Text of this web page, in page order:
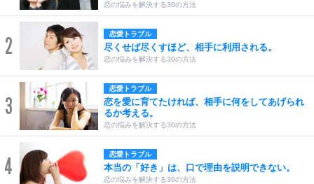
恋の悩みを解決する30の方法
2 恋愛トラブル
尽くせば尽くすほど、相手に利用される。
恋の悩みを解決する30の方法
3
恋愛トラブル
恋を愛に育てたければ、相手に何をしてあげられ
るか考える。
恋の悩みを解決する30の方法
4 恋愛トラブル
本当の「好き」は、口で理由を説明できない。
恋の悩みを解決する30の方法